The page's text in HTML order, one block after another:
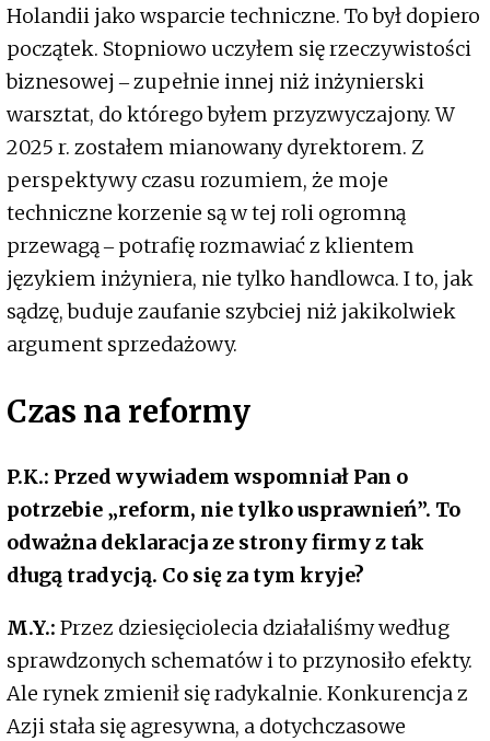
Holandii jako wsparcie techniczne. To był dopiero
początek. Stopniowo uczyłem się rzeczywistości
biznesowej ‒ zupełnie innej niż inżynierski
warsztat, do którego byłem przyzwyczajony. W
2025 r. zostałem mianowany dyrektorem. Z
perspektywy czasu rozumiem, że moje
techniczne korzenie są w tej roli ogromną
przewagą ‒ potrafię rozmawiać z klientem
językiem inżyniera, nie tylko handlowca. I to, jak
sądzę, buduje zaufanie szybciej niż jakikolwiek
argument sprzedażowy.
Czas na reformy
P.K.: Przed wywiadem wspomniał Pan o
potrzebie „reform, nie tylko usprawnień”. To
odważna deklaracja ze strony firmy z tak
długą tradycją. Co się za tym kryje?
M.Y.: Przez dziesięciolecia działaliśmy według
sprawdzonych schematów i to przynosiło efekty.
Ale rynek zmienił się radykalnie. Konkurencja z
Azji stała się agresywna, a dotychczasowe